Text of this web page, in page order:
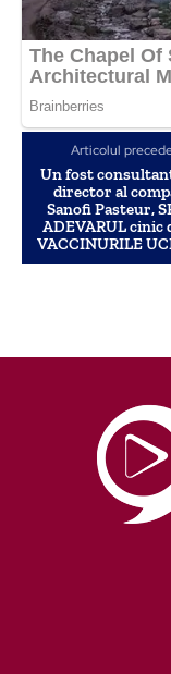
Articolul
Un fost
director al
Sanofi Pasteur,
ADEVARUL cinic
VACCINURILE